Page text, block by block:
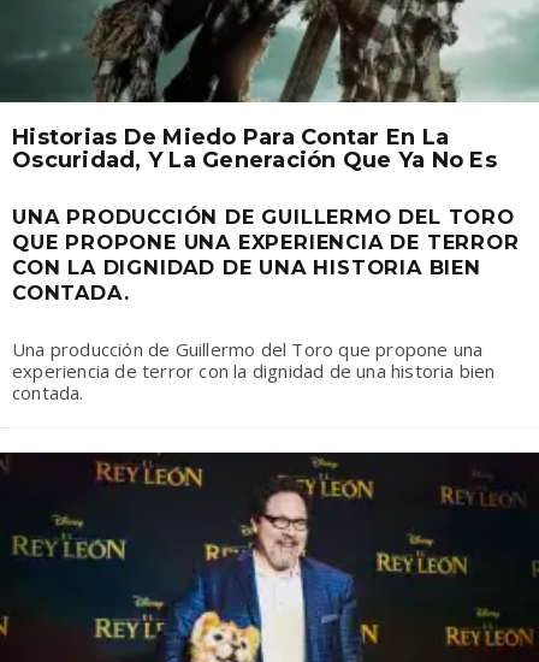
Historias De Miedo Para Contar En La
Oscuridad, Y La Generación Que Ya No Es
UNA PRODUCCIÓN DE GUILLERMO DEL TORO
QUE PROPONE UNA EXPERIENCIA DE TERROR
CON LA DIGNIDAD DE UNA HISTORIA BIEN
CONTADA.
Una producción de Guillermo del Toro que propone una
experiencia de terror con la dignidad de una historia bien
contada.